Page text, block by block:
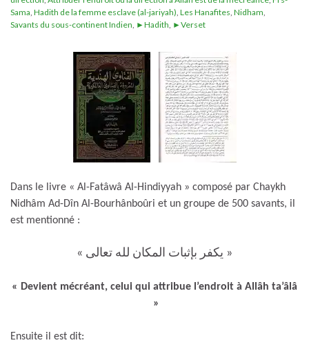
Sama Hadith de la femme esclave (al-jariyah) Les Hanafites Nidham
Savants du sous-continent Indien ►Hadith ►Verset
Dans le livre « Al-Fatâwâ Al-Hindiyyah » composé par Chaykh
Nidhâm Ad-Dîn Al-Bourhânboûri et un groupe de 500 savants, il
est mentionné :
« يكفر بإثبات المكان لله تعالى »
« Devient mécréant, celui qui attribue l’endroit à Allâh ta’âlâ
»
Ensuite il est dit: